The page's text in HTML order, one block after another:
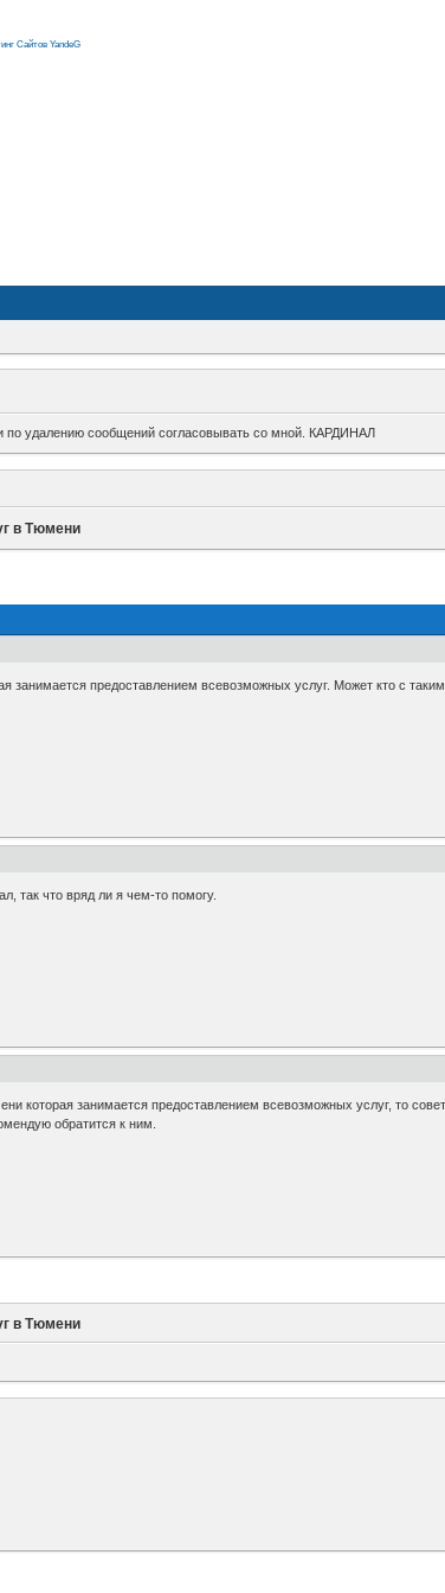
по удалению сообщений согласовывать со мной. КАРДИНАЛ
в Тюмени
предоставлением всевозможных услуг. Может кто с
так что вряд ли я чем-то помогу.
которая занимается предоставлением всевозможных услуг, то
обратится к ним.
в Тюмени